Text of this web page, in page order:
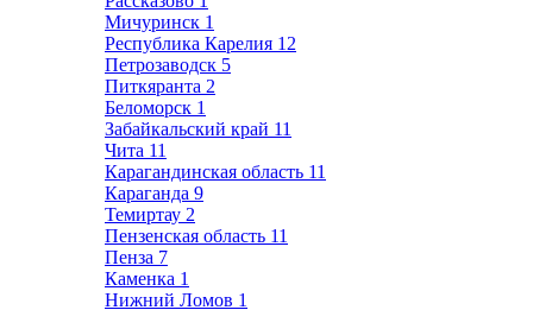
Мичуринск 1
Республика Карелия 12
Петрозаводск 5
Питкяранта 2
Беломорск 1
Забайкальский край 11
Чита 11
Карагандинская область 11
Караганда 9
Темиртау 2
Пензенская область 11
Пенза 7
Каменка 1
Нижний Ломов 1